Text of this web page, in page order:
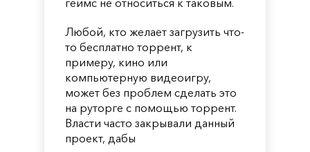
Любой, кто желает загрузить что-
то бесплатно торрент, к
примеру, кино или
компьютерную видеоигру,
может без проблем сделать это
на руторге с помощью торрент.
Власти часто закрывали данный
проект, дабы